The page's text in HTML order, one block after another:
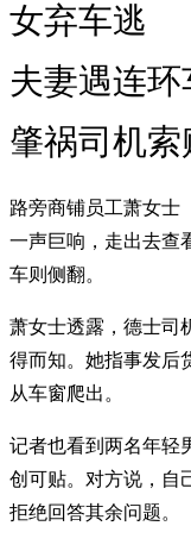
女弃车逃
夫妻遇连环
肇祸司机索
路旁商铺员工萧女士
一声巨响，走出去查
车则侧翻。
萧女士透露，德士司
得而知。她指事发后
从车窗爬出。
记者也看到两名年轻
创可贴。对方说，自
拒绝回答其余问题。